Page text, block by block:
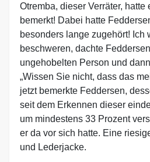
Otremba, dieser Verräter, hatte
bemerkt! Dabei hatte
besonders lange zugehört! Ich
beschweren, dachte
ungehobelten Person und
„Wissen Sie nicht, dass das
jetzt bemerkte Feddersen,
seit dem Erkennen dieser
um mindestens 33 Prozent
er da vor sich hatte. Eine
und Lederjacke.